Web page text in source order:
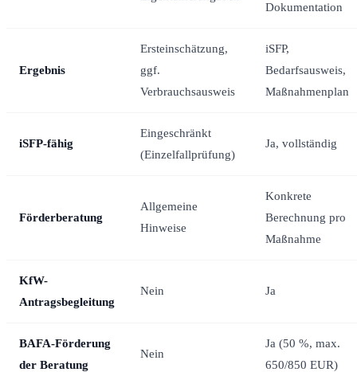
Dokumentation
Ergebnis
Ersteinschätzung,
ggf.
Verbrauchsausweis
iSFP,
Bedarfsausweis,
Maßnahmenplan
iSFP-fähig
Eingeschränkt
(Einzelfallprüfung)
Ja, vollständig
Förderberatung
Allgemeine
Hinweise
Konkrete
Berechnung pro
Maßnahme
KfW-
Antragsbegleitung
Nein Ja
BAFA-Förderung
der Beratung
Nein
Ja (50 %, max.
650/850 EUR)